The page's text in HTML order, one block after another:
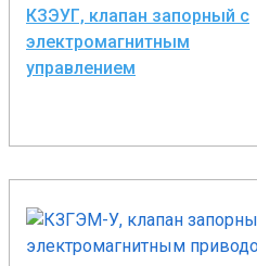
КЗЭУГ, клапан запорный с
электромагнитным
управлением